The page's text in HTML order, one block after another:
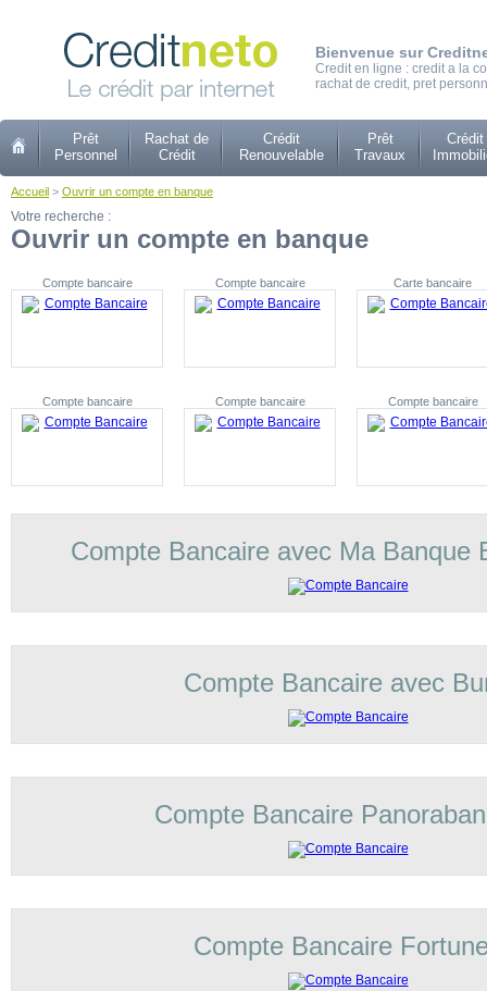
Bienvenue sur
Credit en ligne : credit a la
rachat de credit, pret
Prêt
Personnel
Rachat de
Crédit
Crédit
Renouvelable
Prêt
Travaux
Crédit
Accueil > Ouvrir un compte en banque
Votre recherche :
Ouvrir un compte en banque
Compte bancaire Compte bancaire Carte bancaire
Compte bancaire Compte bancaire Compte bancaire
Compte Bancaire avec Ma Banque
Compte Bancaire avec
Compte Bancaire
Compte Bancaire